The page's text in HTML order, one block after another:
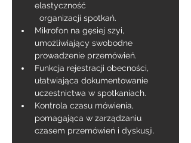
elastyczność
  organizacji spotkań.
Mikrofon na gęsiej szyi,
umożliwiający swobodne
prowadzenie przemówień.
Funkcja rejestracji obecności,
ułatwiająca dokumentowanie
uczestnictwa w spotkaniach.
Kontrola czasu mówienia,
pomagająca w zarządzaniu
czasem przemówień i dyskusji.